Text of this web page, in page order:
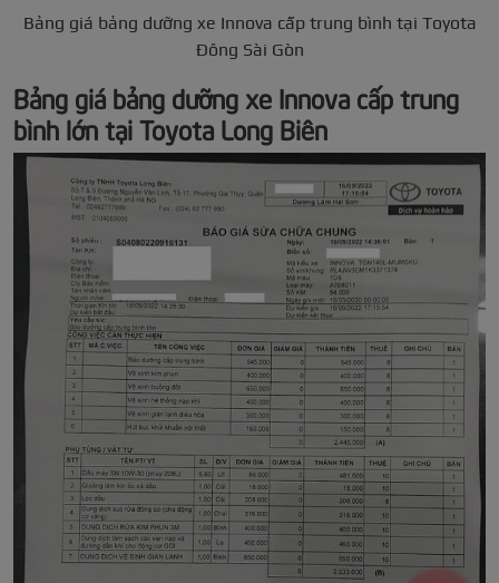
Bảng giá bảng dưỡng xe Innova cấp trung bình tại Toyota
Đông Sài Gòn
Bảng giá bảng dưỡng xe Innova cấp trung
bình lớn tại Toyota Long Biên